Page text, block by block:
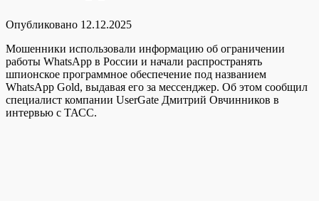
Опубликовано 12.12.2025
Мошенники использовали информацию об ограничении
работы WhatsApp в России и начали распространять
шпионское программное обеспечение под названием
WhatsApp Gold, выдавая его за мессенджер. Об этом сообщил
специалист компании UserGate Дмитрий Овчинников в
интервью с ТАСС.